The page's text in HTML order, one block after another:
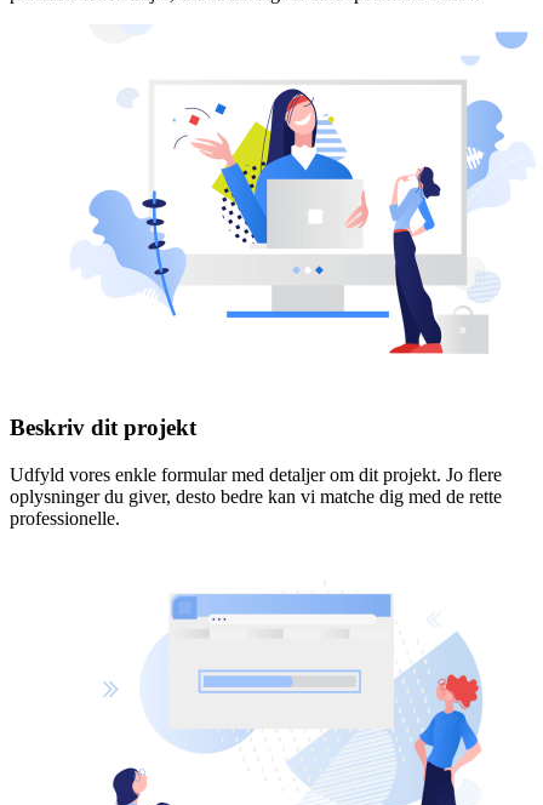
Beskriv dit projekt
Udfyld vores enkle formular med detaljer om dit projekt. Jo flere
oplysninger du giver, desto bedre kan vi matche dig med de rette
professionelle.